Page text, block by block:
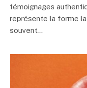
témoignages
représente la forme
souvent…